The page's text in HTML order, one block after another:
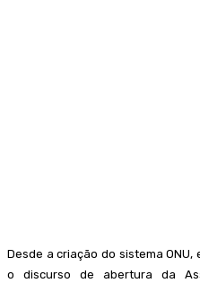
Desde a criação do sistema
o discurso de abertura da